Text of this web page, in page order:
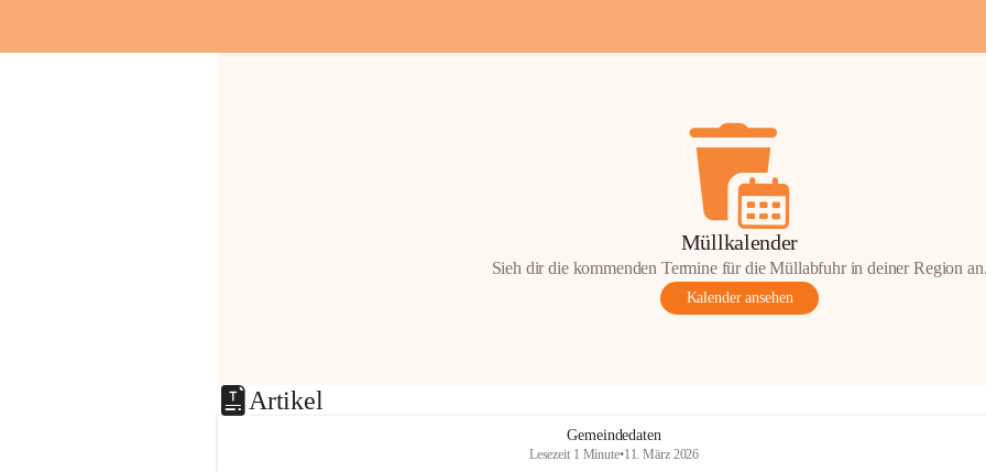
Müllkalender
Sieh dir die kommenden Termine für die Müllabfuhr in deiner Region an.
Kalender ansehen
Artikel
Gemeindedaten
Lesezeit 1 Minute•11. März 2026